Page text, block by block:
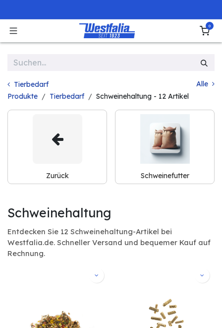
0
Tierbedarf
Alle
Produkte
Tierbedarf Schweinehaltung - 12 Artikel
Zurück Schweinefutter
Schweinehaltung
Entdecken Sie 12 Schweinehaltung-Artikel bei
Westfalia.de. Schneller Versand und bequemer Kauf auf
Rechnung.